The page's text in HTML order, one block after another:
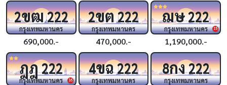
2ขฒ222
กรุงเทพมหานคร
690,000.-
2ขต222
กรุงเทพมหานคร
470,000.-
15
ฌษ222
กรุงเทพมหานคร
1,190,000.-
16
ฎฎ222
กรุงเทพมหานคร
4ขฉ222
กรุงเทพมหานคร
8กง222
กรุงเทพมหานคร